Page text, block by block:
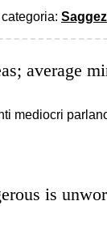
average
mediocri
is